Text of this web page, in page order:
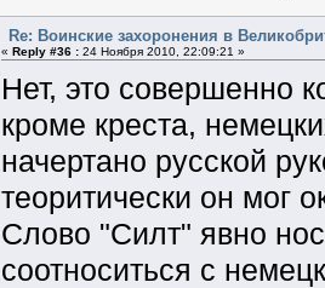
Re: Воинские захоронения в
« Reply #36 :24 Ноября 2010, 22:09:21 »
Нет, это совершенно
кроме креста,
начертано русской
теоритически он мог
Слово "Силт" явно
соотноситься с